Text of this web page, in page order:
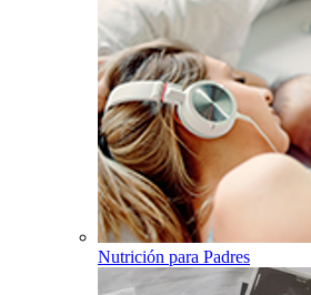
Nutrición para Padres